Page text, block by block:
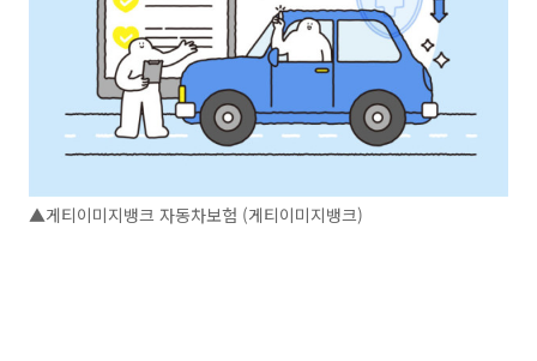
▲게티이미지뱅크 자동차보험 (게티이미지뱅크)